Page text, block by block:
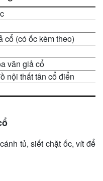
cổ (có ốc kèm theo)
văn giả cổ
nội thất tân cổ điển
nhạt
tủ, siết chặt ốc, vít để